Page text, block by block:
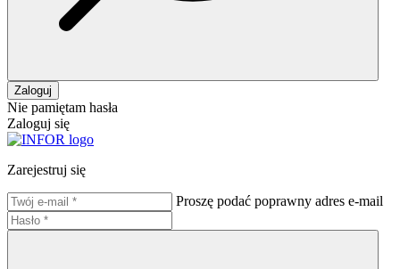
Zaloguj
Nie pamiętam hasła
Zaloguj się
Zarejestruj się
Proszę podać poprawny adres e-mail